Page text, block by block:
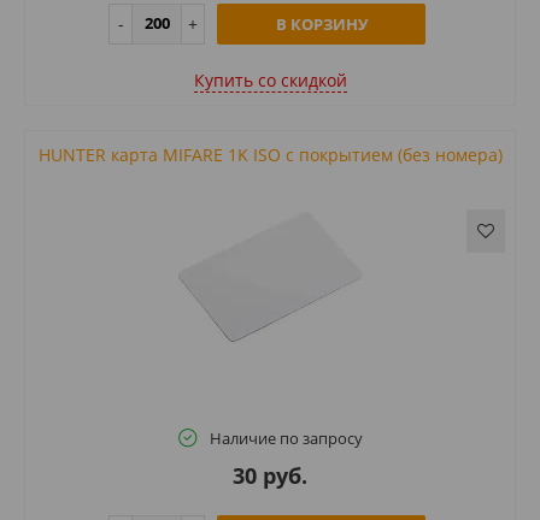
В КОРЗИНУ
Купить cо скидкой
HUNTER карта MIFARE 1K ISO с покрытием (без номера)
Наличие по запросу
30 руб.